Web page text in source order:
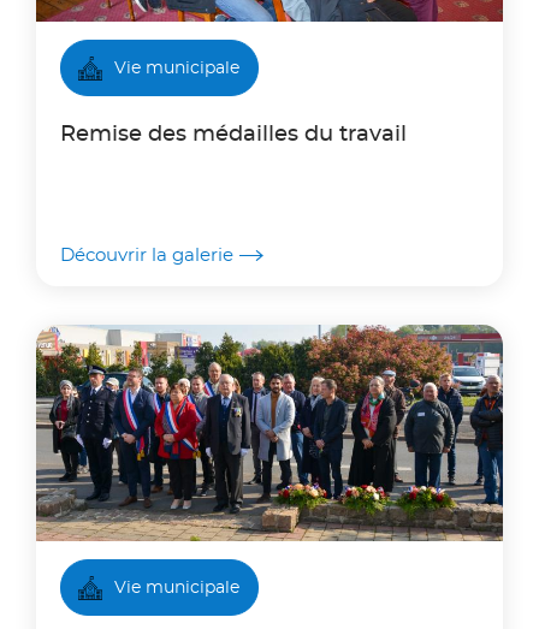
Vie municipale
Remise des médailles du travail
Découvrir la galerie
Vie municipale